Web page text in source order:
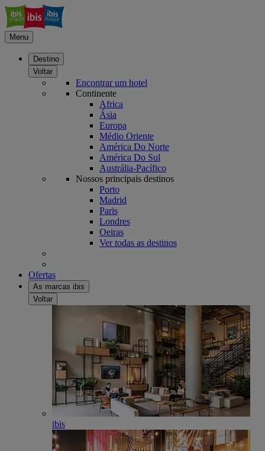
Menu
Destino
Voltar
Encontrar um hotel
Continente
Africa
Ásia
Europa
Médio Oriente
América Do Norte
América Do Sul
Austrália-Pacífico
Nossos principais destinos
Porto
Madrid
Paris
Londres
Oeiras
Ver todas as destinos
Ofertas
As marcas ibis
Voltar
ibis